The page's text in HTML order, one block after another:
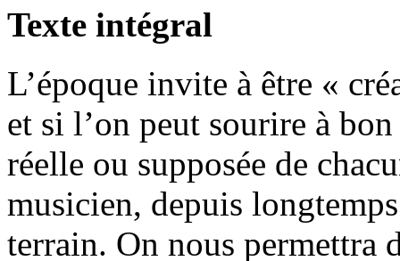
Texte intégral
L’époque invite à être «
et si l’on peut sourire à
réelle ou supposée de
musicien, depuis
terrain. On nous permettra